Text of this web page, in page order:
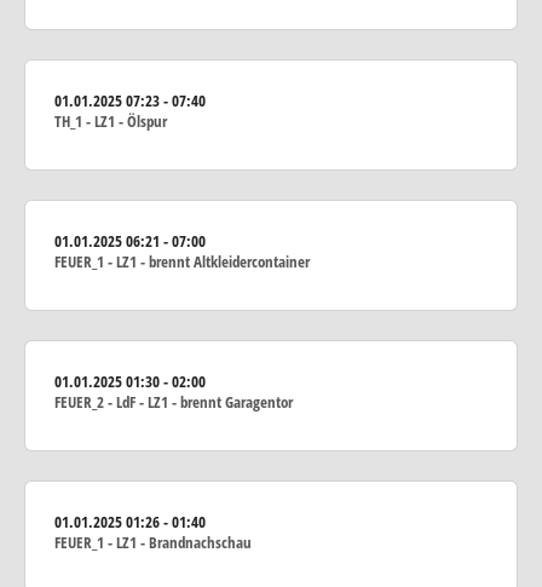
01.01.202507:23 - 07:40
TH_1 - LZ1 - Ölspur
01.01.202506:21 - 07:00
FEUER_1 - LZ1 - brennt Altkleidercontainer
01.01.202501:30 - 02:00
FEUER_2 - LdF - LZ1 - brennt Garagentor
01.01.202501:26 - 01:40
FEUER_1 - LZ1 - Brandnachschau